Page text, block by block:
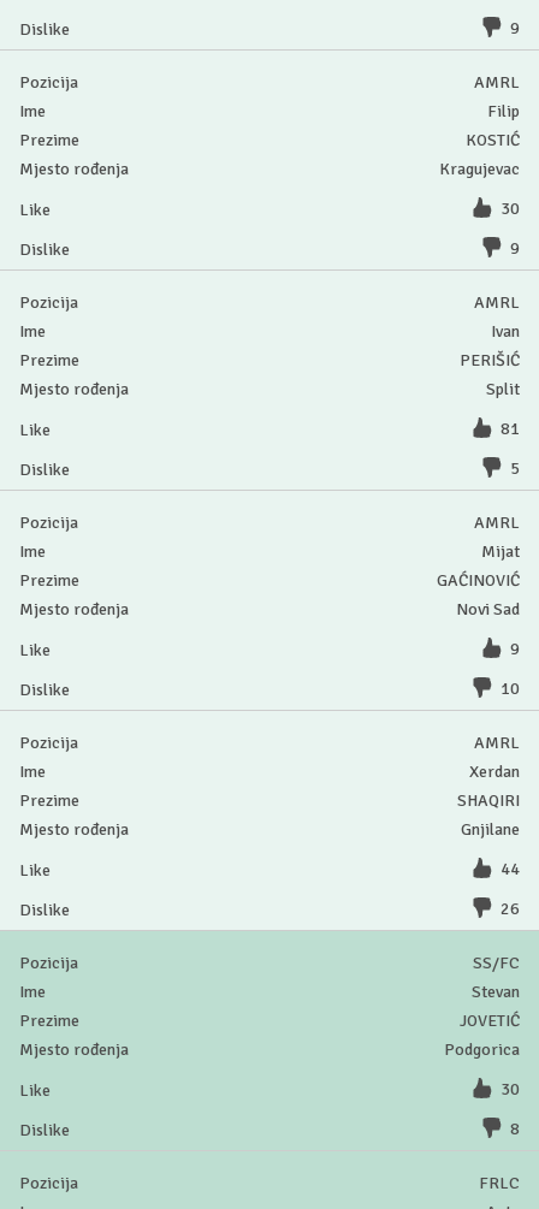
9
AMRL
Filip
KOSTIĆ
Kragujevac
30
9
AMRL
Ivan
PERIŠIĆ
Split
81
5
AMRL
Mijat
GAĆINOVIĆ
Novi Sad
9
10
AMRL
Xerdan
SHAQIRI
Gnjilane
44
26
SS/FC
Stevan
JOVETIĆ
Podgorica
30
8
FRLC